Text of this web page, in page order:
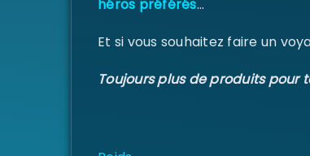
héros préférés…
Et si vous souhaitez faire un
Toujours plus de produits pour